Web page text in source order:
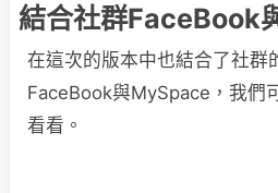
結合社群FaceBook
在這次的版本中也結合了社群
FaceBook與MySpace，我們
看看。